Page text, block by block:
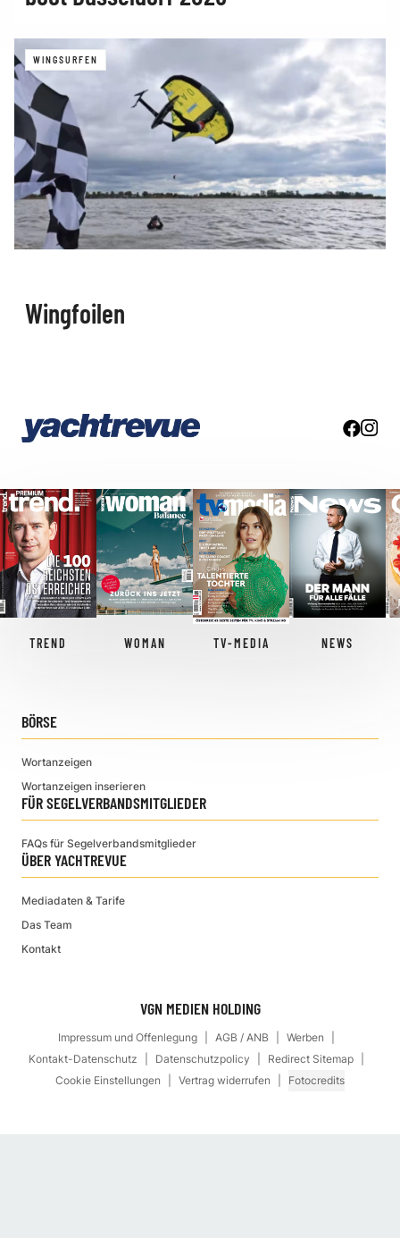
WINGSURFEN
Wingfoilen
TREND WOMAN TV-MEDIA NEWS
BÖRSE
Wortanzeigen
Wortanzeigen inserieren
FÜR SEGELVERBANDSMITGLIEDER
FAQs für Segelverbandsmitglieder
ÜBER YACHTREVUE
Mediadaten & Tarife
Das Team
Kontakt
VGN MEDIEN HOLDING
Impressum und Offenlegung AGB / ANB
Werben
Kontakt-Datenschutz
Datenschutzpolicy
Redirect Sitemap
Cookie Einstellungen
Vertrag widerrufen Fotocredits